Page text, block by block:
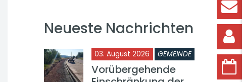
Neueste Nachrichten
03. August 2026 GEMEINDE
Vorübergehende